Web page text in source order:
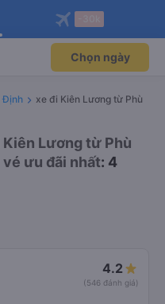
độc
Mở app
bay qua
Mở app
Chọn ngày
Định
xe đi Kiên Lương từ Phù
Lương từ Phù
ưu đãi nhất: 4
4.2
(546 đánh giá)